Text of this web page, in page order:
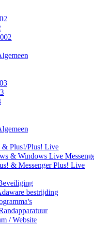
Plus!/Plus! Live
& Windows Live
& Messenger Plus! Live
bestrijding
/ Website